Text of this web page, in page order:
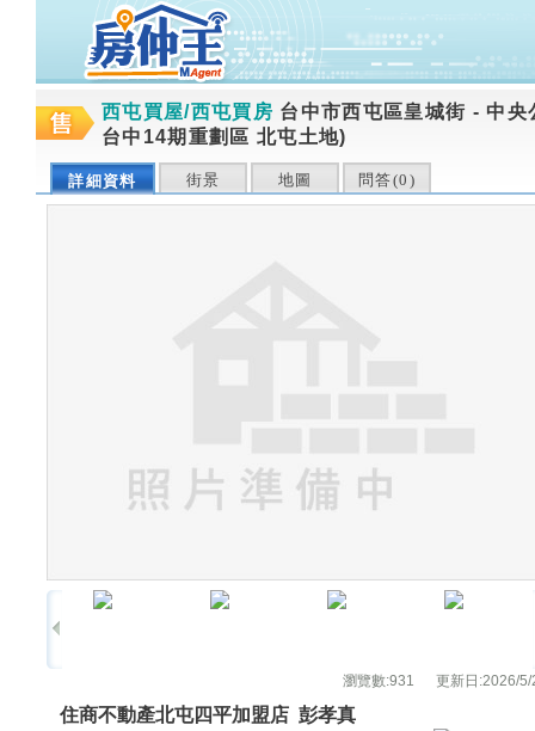
西屯買屋/西屯買房 台中市西屯區皇城街 - 中央
台中14期重劃區 北屯土地)
詳細資料 街景 地圖 問答(0 )
瀏覽數:931 更新日:2026/5/
住商不動產北屯四平加盟店 彭孝真